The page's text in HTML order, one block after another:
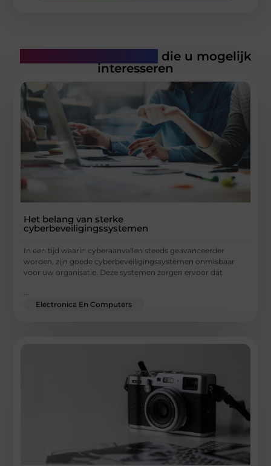
die u mogelijk
interesseren
Het belang van sterke
cyberbeveiligingssystemen
In een tijd waarin cyberaanvallen steeds geavanceerder
worden, zijn goede cyberbeveiligingssystemen onmisbaar
voor uw organisatie. Deze systemen zorgen ervoor dat
Electronica En Computers